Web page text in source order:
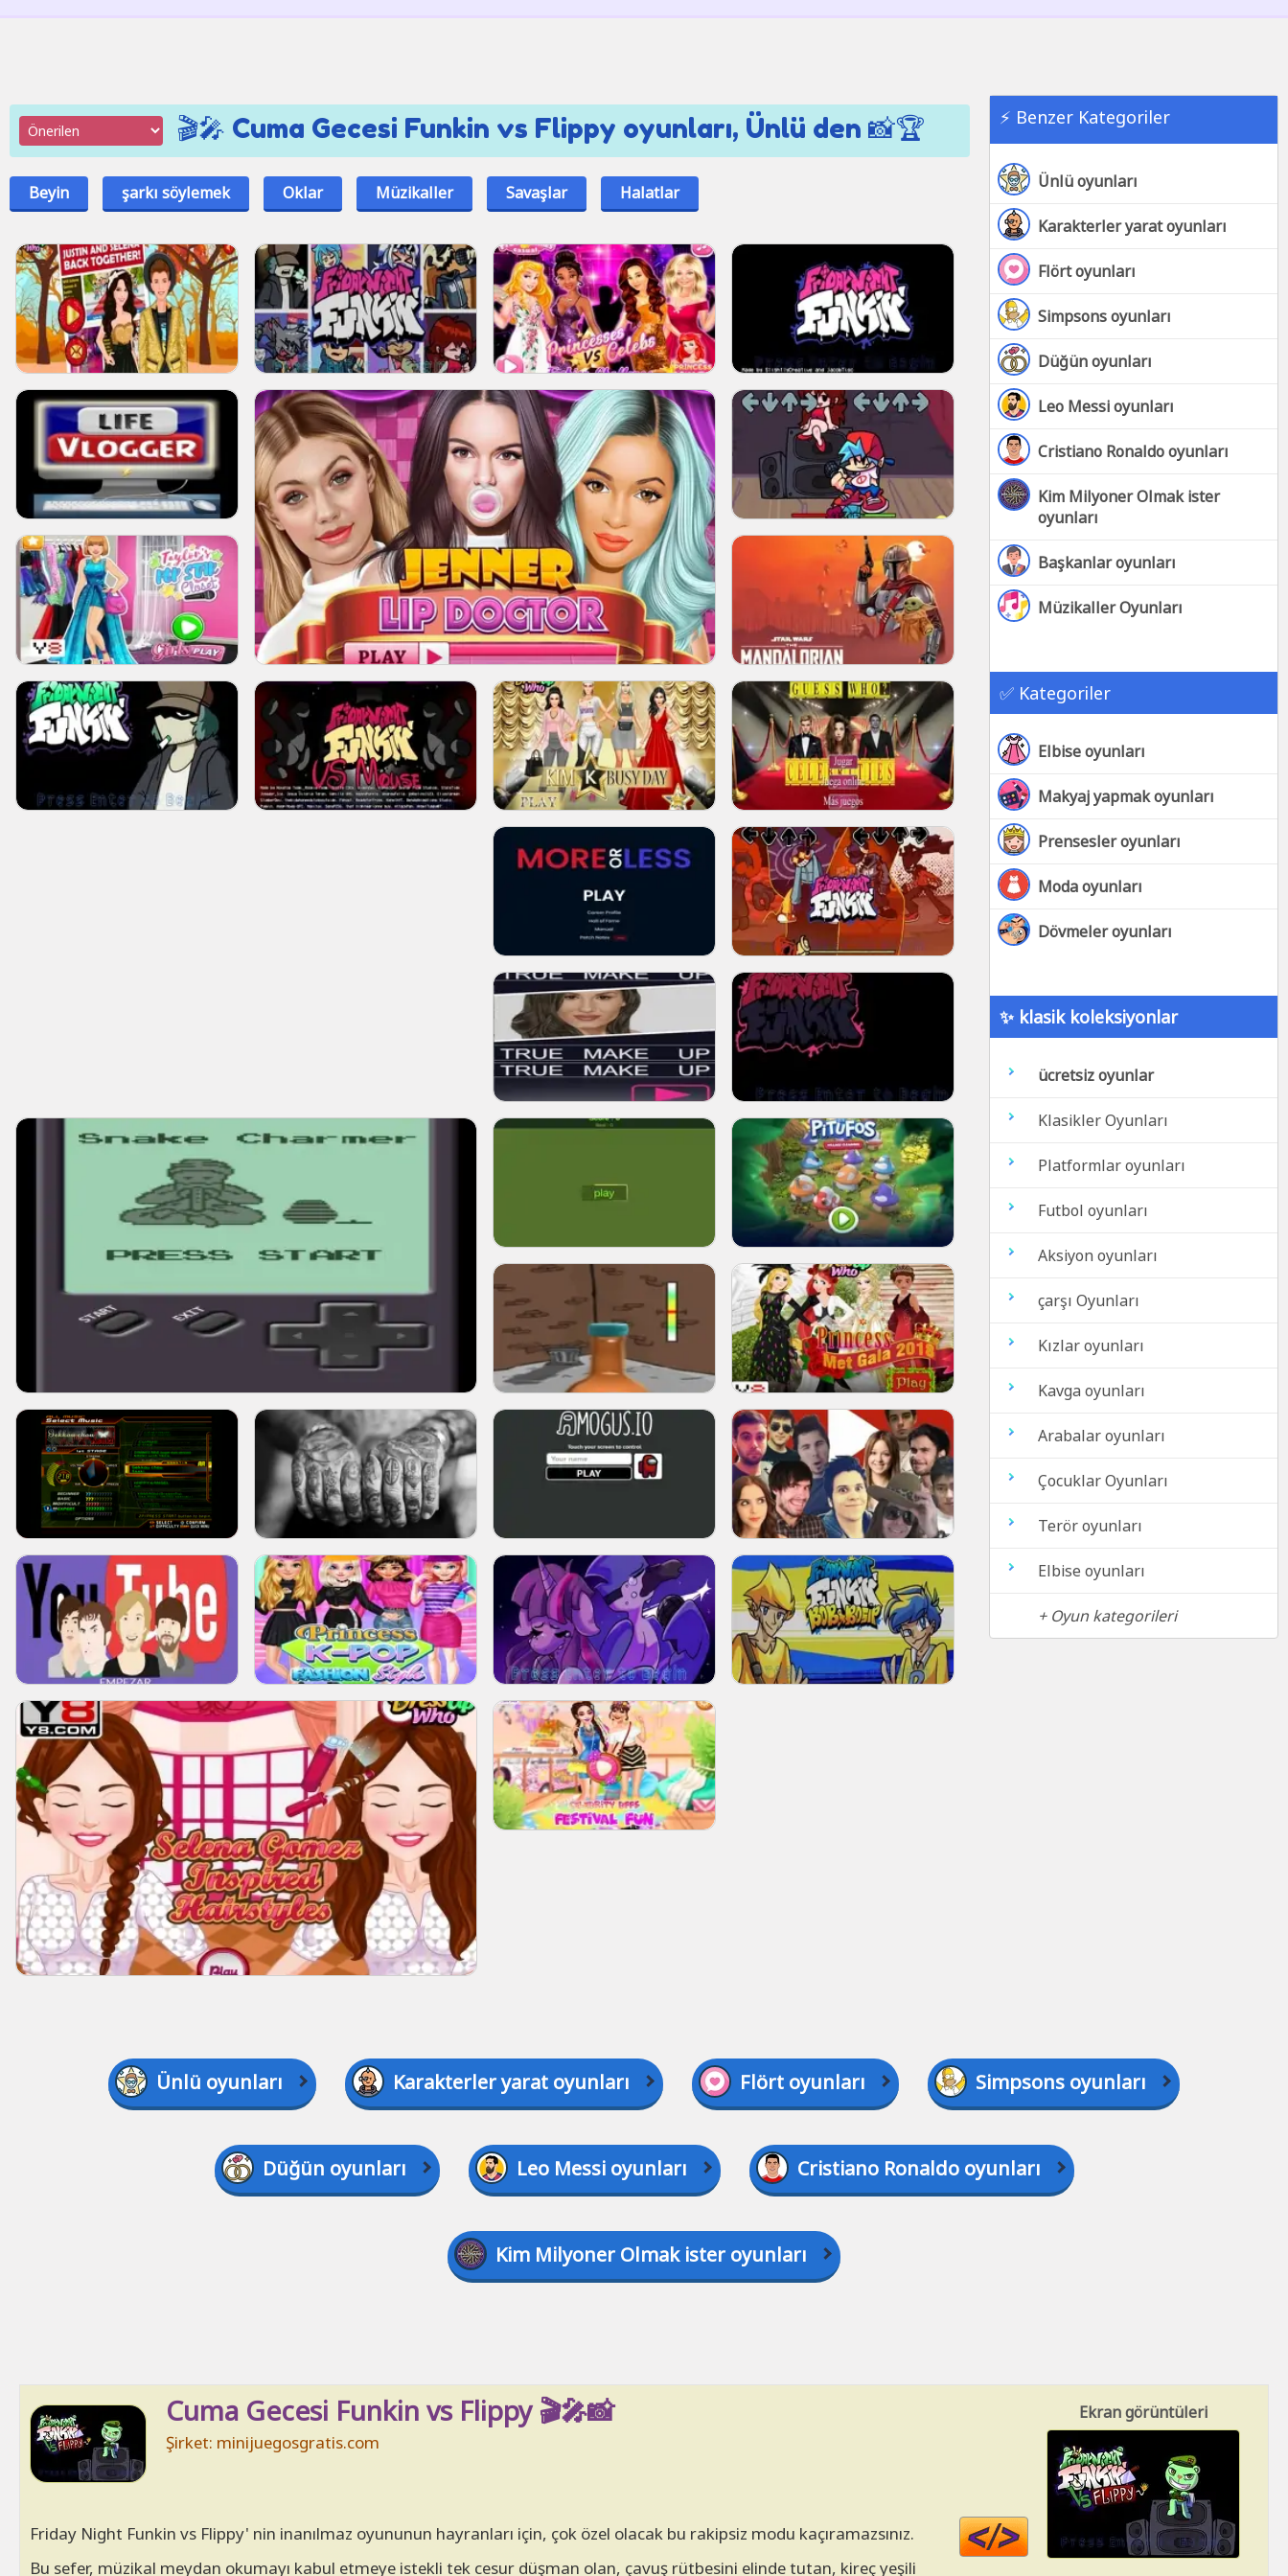
⚡ Benzer Kategoriler
Ünlü oyunları
Karakterler yarat oyunları
Flört oyunları
Simpsons oyunları
Düğün oyunları
Leo Messi oyunları
Cristiano Ronaldo oyunları
Kim Milyoner Olmak ister
oyunları
Başkanlar oyunları
Müzikaller Oyunları
✅ Kategoriler
Elbise oyunları
Makyaj yapmak oyunları
Prensesler oyunları
Moda oyunları
Dövmeler oyunları
✨ klasik koleksiyonlar
ücretsiz oyunlar
Klasikler Oyunları
Platformlar oyunları
Futbol oyunları
Aksiyon oyunları
çarşı Oyunları
Kızlar oyunları
Kavga oyunları
Arabalar oyunları
Çocuklar Oyunları
Terör oyunları
Elbise oyunları
+ Oyun kategorileri
🎬🎤 Cuma Gecesi Funkin vs Flippy oyunları, Ünlü den 📸🏆
Beyin şarkı söylemek Oklar Müzikaller Savaşlar Halatlar
Ünlü oyunları Karakterler yarat oyunları Flört oyunları Simpsons oyunları
Düğün oyunları Leo Messi oyunları Cristiano Ronaldo oyunları
Kim Milyoner Olmak ister oyunları
Ekran görüntüleri
Cuma Gecesi Funkin vs Flippy 🎬🎤📸
Şirket: minijuegosgratis.com
HTML
Friday Night Funkin vs Flippy' nin inanılmaz oyununun hayranları için, çok özel olacak bu rakipsiz modu kaçıramazsınız.
Bu sefer, müzikal meydan okumayı kabul etmeye istekli tek cesur düşman olan, çavuş rütbesini elinde tutan, kireç yeşili